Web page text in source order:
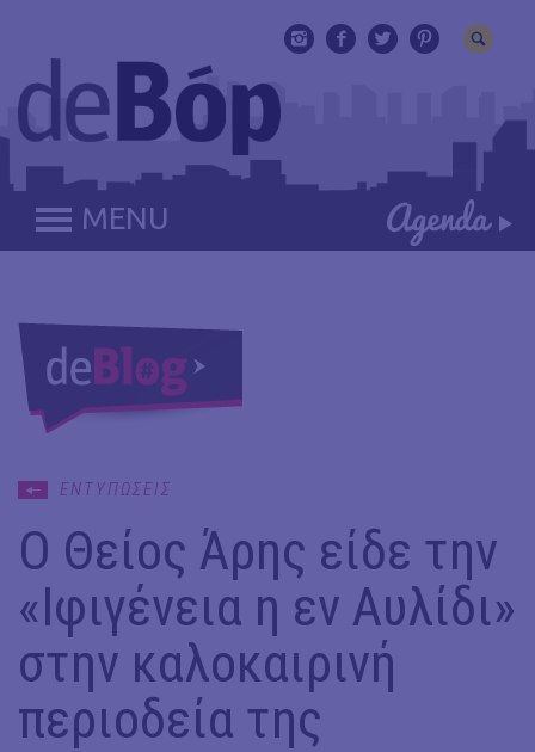
MENU
ΕΝΤΥΠΩΣΕΙΣ
Ο Θείος Άρης είδε την
«Ιφιγένεια η εν Αυλίδι»
στην καλοκαιρινή
περιοδεία της